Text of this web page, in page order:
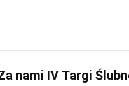
nami IV Targi